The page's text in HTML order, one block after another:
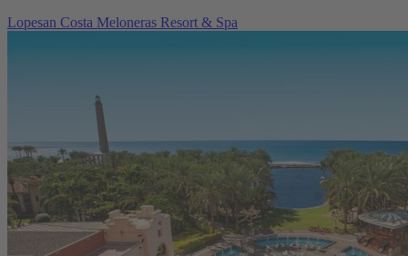
Lopesan Costa Meloneras Resort & Spa